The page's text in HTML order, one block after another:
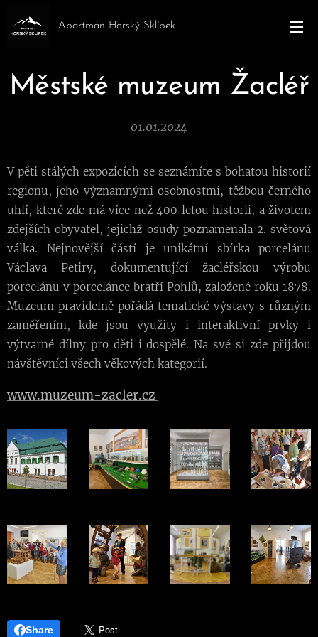
Apartmán Horský Sklípek
Městské muzeum Žacléř
01.01.2024
V pěti stálých expozicích se seznámíte s bohatou historií
regionu, jeho významnými osobnostmi, těžbou černého
uhlí, které zde má více než 400 letou historii, a životem
zdejších obyvatel, jejichž osudy poznamenala 2. světová
válka. Nejnovější částí je unikátní sbírka porcelánu
Václava Petiry, dokumentující žacléřskou výrobu
porcelánu v porcelánce bratří Pohlů, založené roku 1878.
Muzeum pravidelně pořádá tematické výstavy s různým
zaměřením, kde jsou využity i interaktivní prvky i
výtvarné dílny pro děti i dospělé. Na své si zde přijdou
návštěvníci všech věkových kategorií.
www.muzeum-zacler.cz
Share